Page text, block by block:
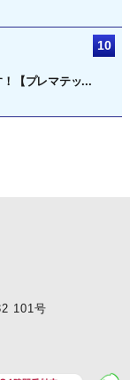
【プレマテッ...
101号